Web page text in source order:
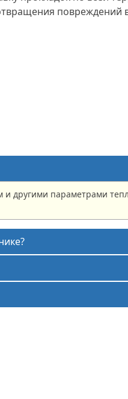
повреждений
другими параметрами